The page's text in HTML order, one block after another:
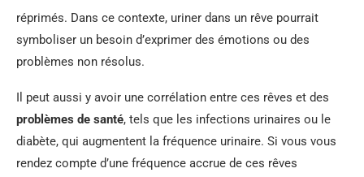
réprimés. Dans ce contexte, uriner dans un rêve pourrait
symboliser un besoin d’exprimer des émotions ou des
problèmes non résolus.
Il peut aussi y avoir une corrélation entre ces rêves et des
problèmes de santé, tels que les infections urinaires ou le
diabète, qui augmentent la fréquence urinaire. Si vous vous
rendez compte d’une fréquence accrue de ces rêves